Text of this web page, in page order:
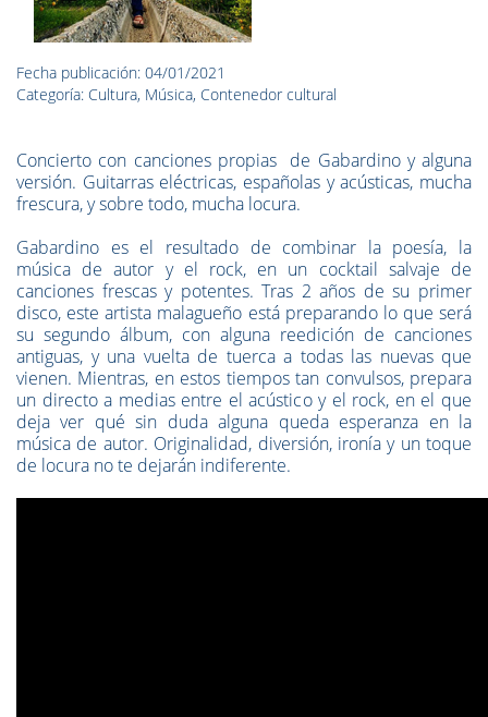
Fecha publicación: 04/01/2021
Categoría: Cultura, Música, Contenedor cultural
Concierto con canciones propias de Gabardino y alguna
versión. Guitarras eléctricas, españolas y acústicas, mucha
frescura, y sobre todo, mucha locura.
Gabardino es el resultado de combinar la poesía, la
música de autor y el rock, en un cocktail salvaje de
canciones frescas y potentes. Tras 2 años de su primer
disco, este artista malagueño está preparando lo que será
su segundo álbum, con alguna reedición de canciones
antiguas, y una vuelta de tuerca a todas las nuevas que
vienen. Mientras, en estos tiempos tan convulsos, prepara
un directo a medias entre el acústico y el rock, en el que
deja ver qué sin duda alguna queda esperanza en la
música de autor. Originalidad, diversión, ironía y un toque
de locura no te dejarán indiferente.